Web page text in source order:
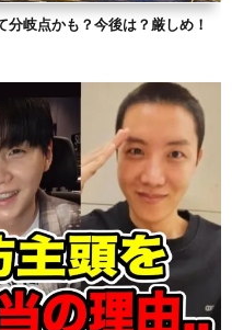
岐点かも？今後は？厳しめ！